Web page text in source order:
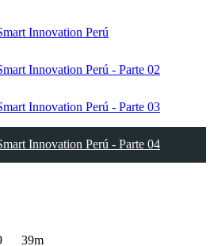
Innovation Perú
Innovation Perú - Parte 02
Innovation Perú - Parte 03
Innovation Perú - Parte 04
39m